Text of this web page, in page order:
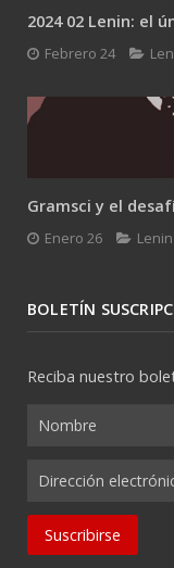
2024 02 Lenin: el
Febrero 24
Gramsci y el
Enero 26 Lenin
BOLETÍN
Reciba nuestro